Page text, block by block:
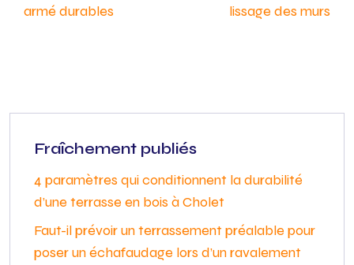
armé durables
lissage des murs
Fraîchement publiés
4 paramètres qui conditionnent la durabilité
d’une terrasse en bois à Cholet
Faut-il prévoir un terrassement préalable pour
poser un échafaudage lors d’un ravalement